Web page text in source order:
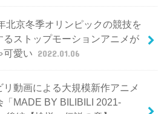
北京冬季オリンピックの競技を
るストップモーションアニメが
可愛い 2022.01.06
リ動画による大規模新作アニメ
「MADE BY BILIBILI 2021-